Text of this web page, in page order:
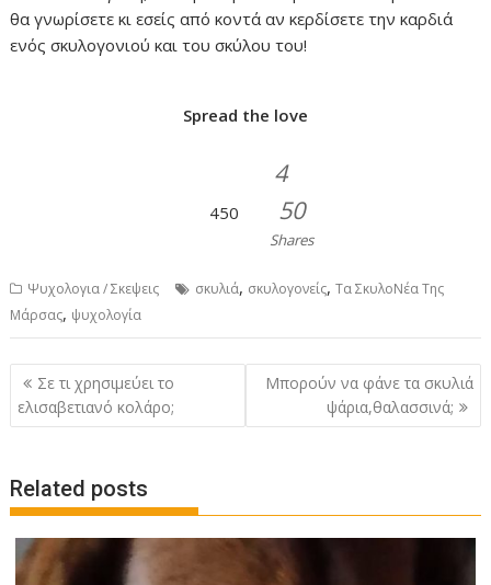
θα γνωρίσετε κι εσείς από κοντά αν κερδίσετε την καρδιά
ενός σκυλογονιού και του σκύλου του!
Spread the love
450
4
50
Shares
Ψυχολογια / Σκεψεις σκυλιά, σκυλογονείς,Τα ΣκυλοΝέα Της
Μάρσας, ψυχολογία
P
o
n
a
v
Σε τι χρησιμεύει το
ελισαβετιανό κολάρο;
Μπορούν να φάνε τα σκυλιά
ψάρια,θαλασσινά;
Related posts